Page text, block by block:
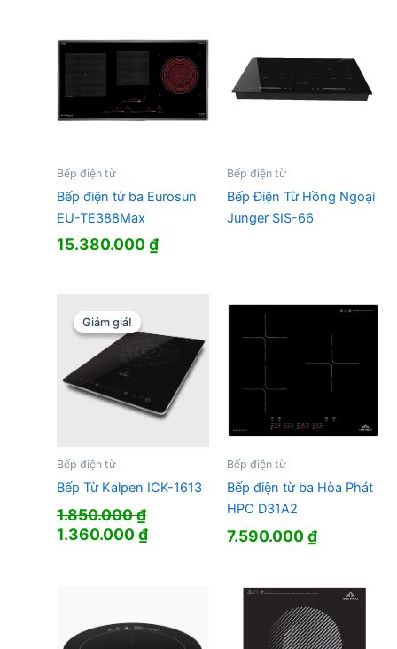
Bếp điện từ
Bếp điện từ ba Eurosun
EU-TE388Max
15.380.000₫
Bếp điện từ
Bếp Điện Từ Hồng Ngoại
Junger SIS-66
Giảm giá!
Giảm giá!
Bếp điện từ
Bếp Từ Kalpen ICK-1613
1.850.000₫
Giá
1.360.000₫Giá
Bếp điện từ
Bếp điện từ ba Hòa Phát
HPC D31A2
7.590.000₫